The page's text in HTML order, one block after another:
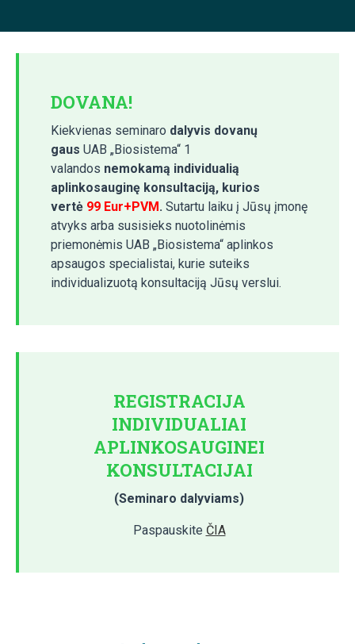
DOVANA!
Kiekvienas seminaro dalyvis dovanų
gaus UAB „Biosistema“ 1
valandos nemokamą individualią
aplinkosauginę konsultaciją, kurios
vertė 99 Eur+PVM. Sutartu laiku į Jūsų įmonę
atvyks arba susisieks nuotolinėmis
priemonėmis UAB „Biosistema“ aplinkos
apsaugos specialistai, kurie suteiks
individualizuotą konsultaciją Jūsų verslui.
REGISTRACIJA
INDIVIDUALIAI
APLINKOSAUGINEI
KONSULTACIJAI
(Seminaro dalyviams)
Paspauskite ČIA